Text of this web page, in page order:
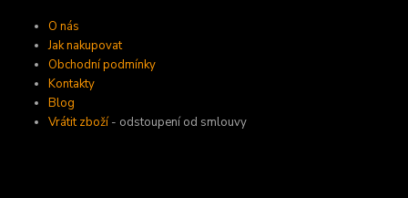
O nás
Jak nakupovat
Obchodní podmínky
Kontakty
Blog
Vrátit zboží- odstoupení od smlouvy